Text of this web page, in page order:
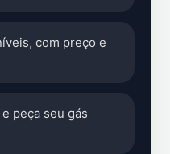
com preço e
peça seu gás